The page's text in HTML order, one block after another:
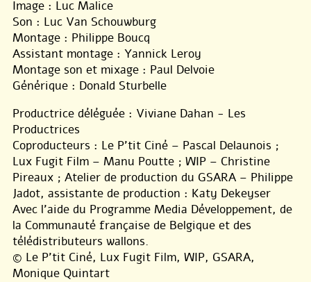
Image : Luc Malice
Son : Luc Van Schouwburg
Montage : Philippe Boucq
Assistant montage : Yannick Leroy
Montage son et mixage : Paul Delvoie
Générique : Donald Sturbelle
Productrice déléguée : Viviane Dahan - Les
Productrices
Coproducteurs : Le P’tit Ciné – Pascal Delaunois ;
Lux Fugit Film – Manu Poutte ; WIP – Christine
Pireaux ; Atelier de production du GSARA – Philippe
Jadot, assistante de production : Katy Dekeyser
Avec l’aide du Programme Media Développement, de
la Communauté française de Belgique et des
télédistributeurs wallons.
© Le P’tit Ciné, Lux Fugit Film, WIP, GSARA,
Monique Quintart